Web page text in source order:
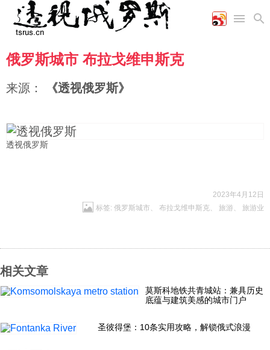
首页
国际
时政
空军
海军
经济
财经
商业
农业
科技
社会
文艺
教育
图片新闻
高清图片
图表
俄罗斯城市 布拉戈维申斯克
来源： 《透视俄罗斯》
透视俄罗斯
2023年4月12日
标签: 俄罗斯城市、 布拉戈维申斯克、 旅游 、 旅游业
相关文章
莫斯科地铁共青城站：兼具历史
底蕴与建筑美感的城市门户
圣彼得堡：10条实用攻略，解锁俄式浪漫